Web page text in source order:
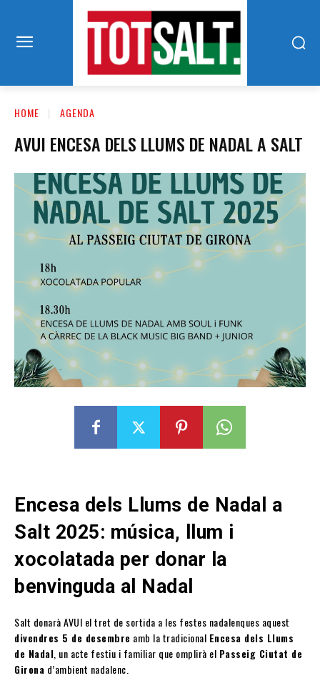
HOME AGENDA
AVUI ENCESA DELS LLUMS DE NADAL A SALT
Encesa dels Llums de Nadal a
Salt 2025: música, llum i
xocolatada per donar la
benvinguda al Nadal
Salt donarà AVUI el tret de sortida a les festes nadalenques aquest
divendres 5 de desembre amb la tradicional Encesa dels Llums
de Nadal, un acte festiu i familiar que omplirà el Passeig Ciutat de
Girona d’ambient nadalenc.